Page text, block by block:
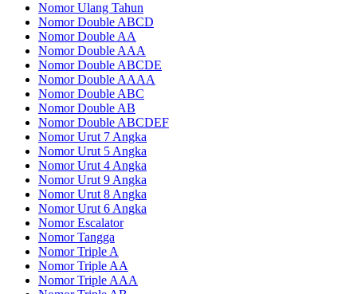
Nomor Ulang Tahun
Nomor Double ABCD
Nomor Double AA
Nomor Double AAA
Nomor Double ABCDE
Nomor Double AAAA
Nomor Double ABC
Nomor Double AB
Nomor Double ABCDEF
Nomor Urut 7 Angka
Nomor Urut 5 Angka
Nomor Urut 4 Angka
Nomor Urut 9 Angka
Nomor Urut 8 Angka
Nomor Urut 6 Angka
Nomor Escalator
Nomor Tangga
Nomor Triple A
Nomor Triple AA
Nomor Triple AAA